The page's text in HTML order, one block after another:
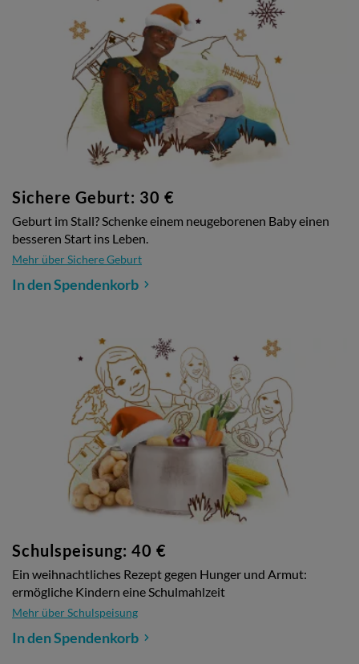
Sichere Geburt: 30 €
Geburt im Stall? Schenke einem neugeborenen Baby einen
besseren Start ins Leben.
Mehr über Sichere Geburt
In den Spendenkorb
Schulspeisung: 40 €
Ein weihnachtliches Rezept gegen Hunger und Armut:
ermögliche Kindern eine Schulmahlzeit
Mehr über Schulspeisung
In den Spendenkorb